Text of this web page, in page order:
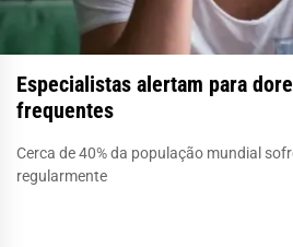
Especialistas alertam para
frequentes
Cerca de 40% da população mundial
regularmente